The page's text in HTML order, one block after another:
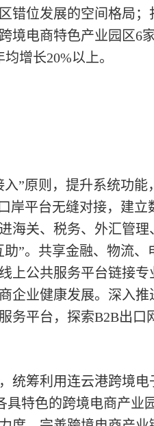
错位发展的空间格局
境电商特色产业园区6
增长20%以上。
”原则，提升系统功
岸平台无缝对接，建
海关、税务、外汇管
”。共享金融、物流
上公共服务平台链接
企业健康发展。深入推
务平台，探索B2B出口
统筹利用连云港跨境
特色的跨境电商产业